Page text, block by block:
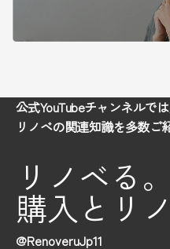
公式YouTubeチャンネルで
リノベの関連知識を多数ご
リノベる
購入とリ
@RenoveruJp11